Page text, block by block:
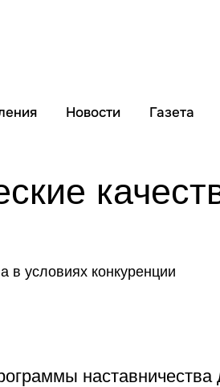
Новости Газета
наставничества